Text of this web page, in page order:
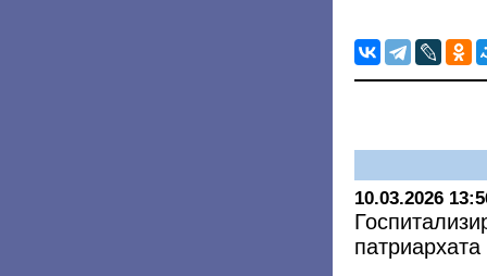
10.03.2026
патриархата